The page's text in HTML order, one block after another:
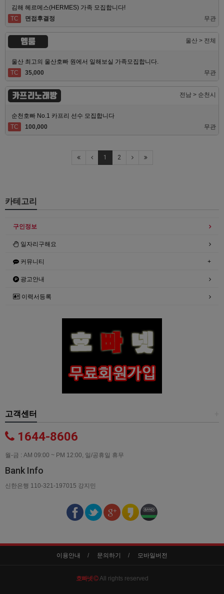
김해 헤르메스(HERMES) 가족 모집합니다!
TC
면접후결정 무관
엠룸 울산 > 전체
울산 최고의 울산호빠 원에서 일해보실 가족모집합니다.
TC
35,000 무관
카프리노래방 전남 > 순천시
순천호빠 No.1 카프리 선수 모집합니다
TC
100,000 무관
1 2
카테고리
구인정보
일자리구해요
커뮤니티
광고안내
이력서등록
고객센터
1644-8606
월-금 : AM 09:00 ~ PM 12:00, 일/공휴일 휴무
Bank Info
신한은행 110-321-197015 강지민
이용안내 문의하기 모바일버전
호빠넷 All rights reserved